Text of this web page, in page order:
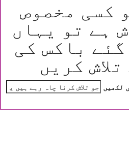
کسی مخصوص
ہے تو یہاں
باکس کی
کریں